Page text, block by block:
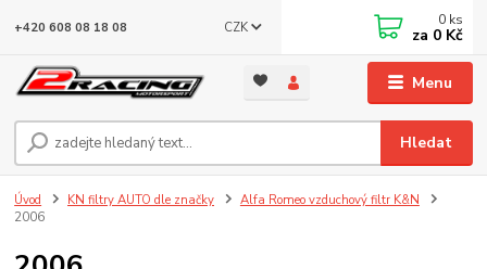
Menu
CZK
Hledat
+420 608 08 18 08 0 ks
za 0 Kč
Úvod KN filtry AUTO dle značky
Alfa Romeo vzduchový filtr K&N
2006